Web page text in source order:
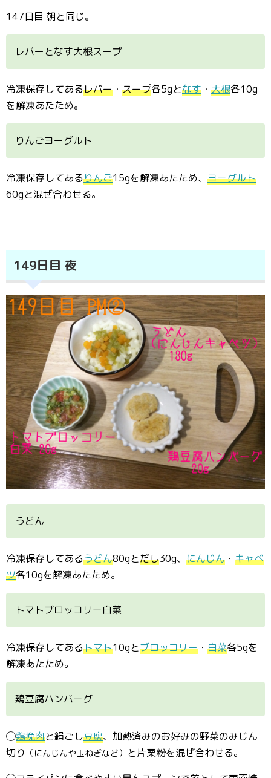
147日目 朝と同じ。
レバーとなす大根スープ
冷凍保存してあるレバー ・ スープ各5gとなす ・ 大根各10g
を解凍あたため。
りんごヨーグルト
冷凍保存してあるりんご15gを解凍あたため、 ヨーグルト
60gと混ぜ合わせる。
149日目 夜
うどん
冷凍保存してあるうどん80gとだし30g、 にんじん ・ キャベ
ツ各10gを解凍あたため。
トマトブロッコリー白菜
冷凍保存してあるトマト10gとブロッコリー ・ 白菜各5gを
解凍あたため。
鶏豆腐ハンバーグ
◯鶏挽肉と絹ごし豆腐、加熱済みのお好みの野菜のみじん
切り （にんじんや玉ねぎなど） と片栗粉を混ぜ合わせる。